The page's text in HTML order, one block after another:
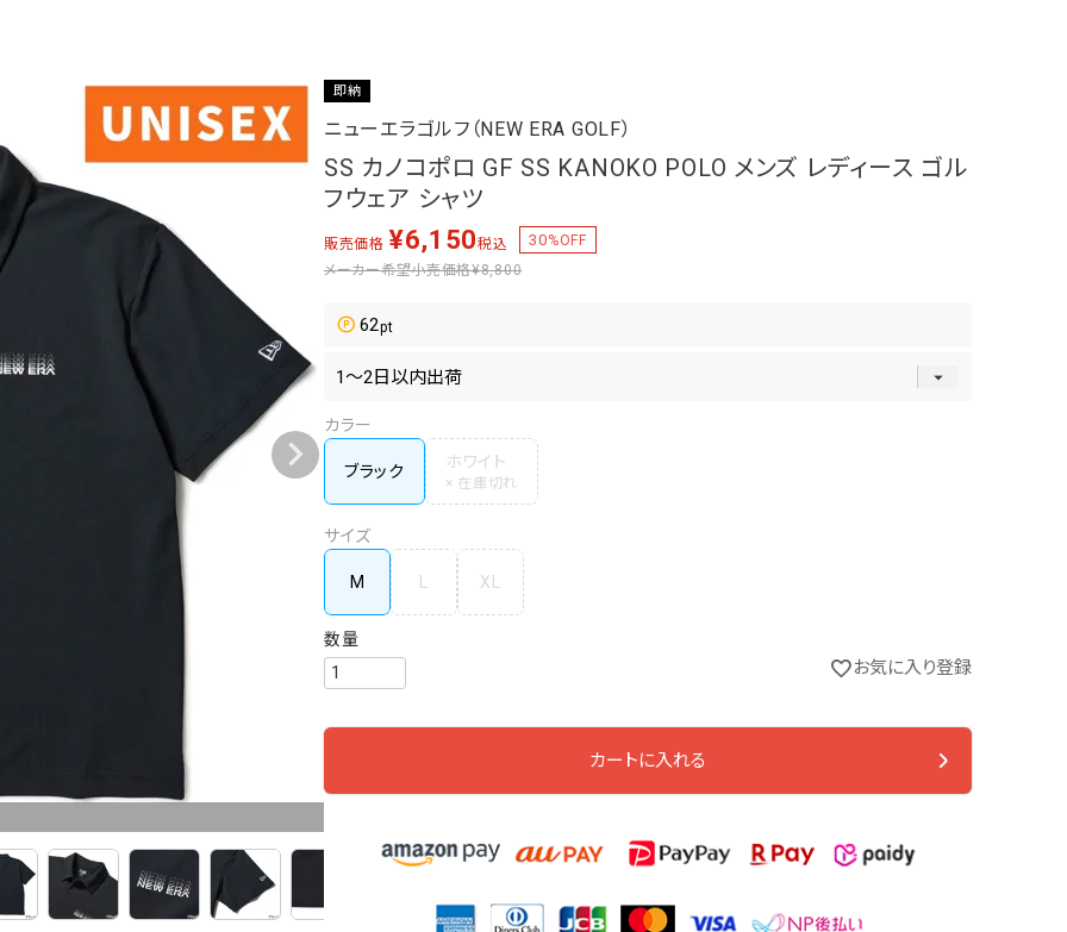
即納
ニューエラゴルフ（NEW ERA GOLF）
SS カノコポロ GF SS KANOKO POLO メンズ レディース ゴル
フウェア シャツ
販売価格 ¥6,150税込 30%OFF
メーカー希望小売価格¥8,800
62
カラー
ブラック
ホワイト
サイズ
M L XL
お気に入り登録
カートに入れる